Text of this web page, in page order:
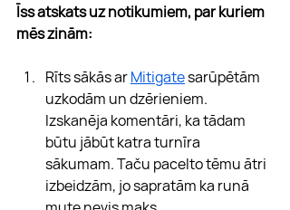
Īss atskats uz notikumiem, par kuriem
mēs zinām:
Rīts sākās ar Mitigate sarūpētām
uzkodām un dzērieniem.
Izskanēja komentāri, ka tādam
būtu jābūt katra turnīra
sākumam. Taču pacelto tēmu ātri
izbeidzām, jo sapratām ka runā